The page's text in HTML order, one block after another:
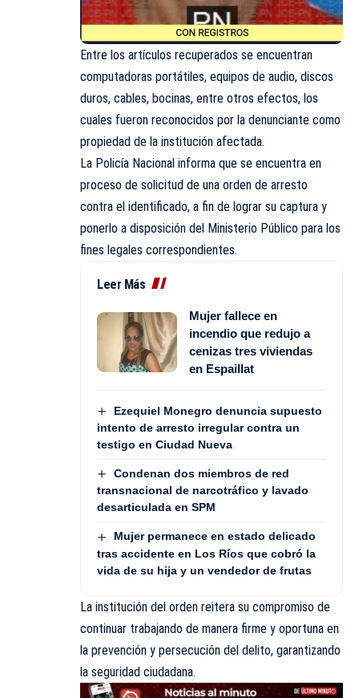
Entre los artículos recuperados se encuentran
computadoras portátiles, equipos de audio, discos
duros, cables, bocinas, entre otros efectos, los
cuales fueron reconocidos por la denunciante como
propiedad de la institución afectada.
La Policía Nacional informa que se encuentra en
proceso de solicitud de una orden de arresto
contra el identificado, a fin de lograr su captura y
ponerlo a disposición del Ministerio Público para los
fines legales correspondientes.
Leer Más
Mujer fallece en
incendio que redujo a
cenizas tres viviendas
en Espaillat
Ezequiel Monegro denuncia supuesto
intento de arresto irregular contra un
testigo en Ciudad Nueva
Condenan dos miembros de red
transnacional de narcotráfico y lavado
desarticulada en SPM
Mujer permanece en estado delicado
tras accidente en Los Ríos que cobró la
vida de su hija y un vendedor de frutas
La institución del orden reitera su compromiso de
continuar trabajando de manera firme y oportuna en
la prevención y persecución del delito, garantizando
la seguridad ciudadana.